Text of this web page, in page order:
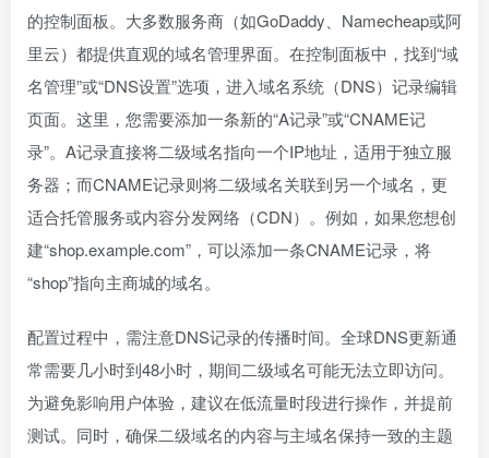
的控制面板。大多数服务商（如GoDaddy、Namecheap或阿
里云）都提供直观的域名管理界面。在控制面板中，找到“域
名管理”或“DNS设置”选项，进入域名系统（DNS）记录编辑
页面。这里，您需要添加一条新的“A记录”或“CNAME记
录”。A记录直接将二级域名指向一个IP地址，适用于独立服
务器；而CNAME记录则将二级域名关联到另一个域名，更
适合托管服务或内容分发网络（CDN）。例如，如果您想创
建“shop.example.com”，可以添加一条CNAME记录，将
“shop”指向主商城的域名。
配置过程中，需注意DNS记录的传播时间。全球DNS更新通
常需要几小时到48小时，期间二级域名可能无法立即访问。
为避免影响用户体验，建议在低流量时段进行操作，并提前
测试。同时，确保二级域名的内容与主域名保持一致的主题